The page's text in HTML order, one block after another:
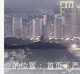
您的位置：首页>